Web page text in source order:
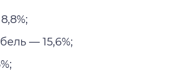
— 15,6%;